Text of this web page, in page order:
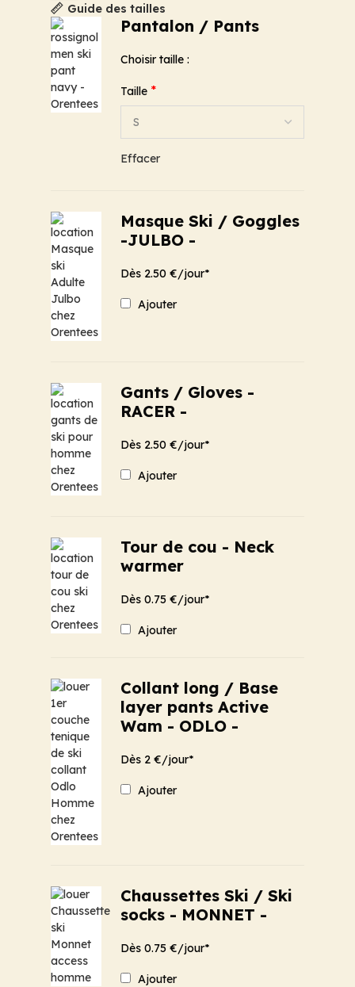
Guide des tailles
Pantalon / Pants
Choisir taille :
Taille *
Effacer
Masque Ski / Goggles
-JULBO -
Dès 2.50 €/jour*
Ajouter
Gants / Gloves -
RACER -
Dès 2.50 €/jour*
Ajouter
Tour de cou - Neck
warmer
Dès 0.75 €/jour*
Ajouter
Collant long / Base
layer pants Active
Wam - ODLO -
Dès 2 €/jour*
Ajouter
Chaussettes Ski / Ski
socks - MONNET -
Dès 0.75 €/jour*
Ajouter